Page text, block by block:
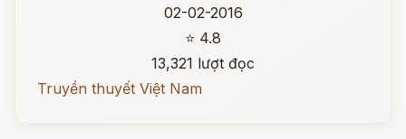
02-02-2016
⭐ 4.8
13,321 lượt đọc
Truyền thuyết Việt Nam